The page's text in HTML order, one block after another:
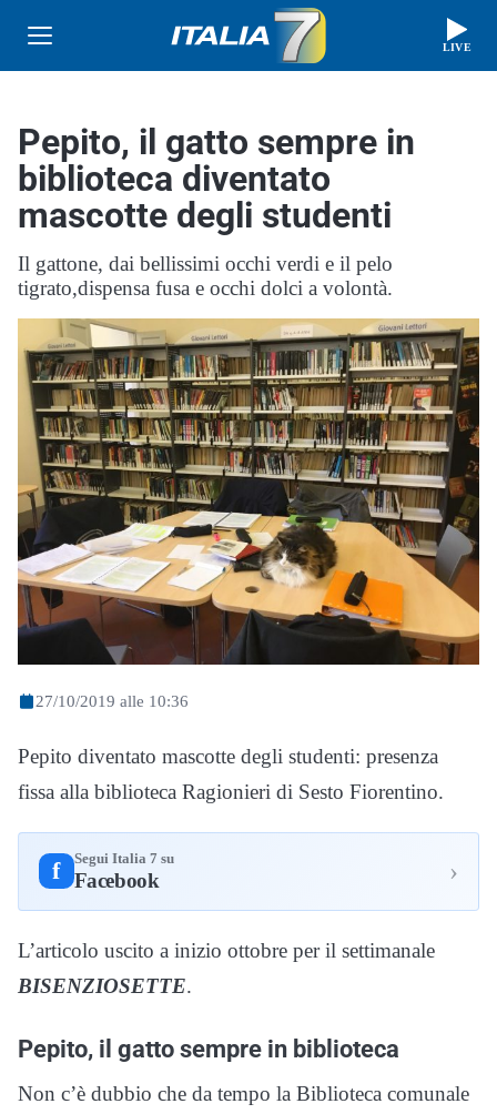
LIVE
Pepito, il gatto sempre in
biblioteca diventato
mascotte degli studenti
Il gattone, dai bellissimi occhi verdi e il pelo
tigrato,dispensa fusa e occhi dolci a volontà.
27/10/2019 alle 10:36
Pepito diventato mascotte degli studenti: presenza
fissa alla biblioteca Ragionieri di Sesto Fiorentino.
f Segui Italia 7 su
Facebook ›
L’articolo uscito a inizio ottobre per il settimanale
BISENZIOSETTE.
Pepito, il gatto sempre in biblioteca
Non c’è dubbio che da tempo la Biblioteca comunale